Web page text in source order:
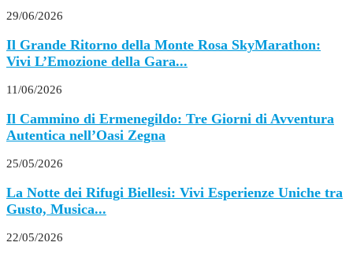
29/06/2026
Il Grande Ritorno della Monte Rosa SkyMarathon:
Vivi L’Emozione della Gara...
11/06/2026
Il Cammino di Ermenegildo: Tre Giorni di Avventura
Autentica nell’Oasi Zegna
25/05/2026
La Notte dei Rifugi Biellesi: Vivi Esperienze Uniche tra
Gusto, Musica...
22/05/2026